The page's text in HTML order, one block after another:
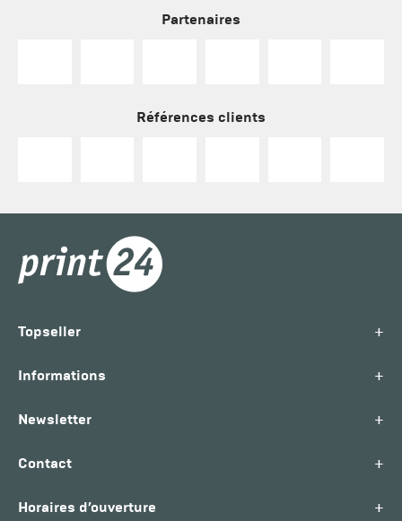
Partenaires
Références clients
Topseller +
Informations +
Newsletter +
Contact +
Horaires d’ouverture +